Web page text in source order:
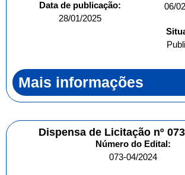
Data de publicação:
28/01/2025
06/
Mais informações
Dispensa de Licitação nº
Número do Edital:
073-04/2024